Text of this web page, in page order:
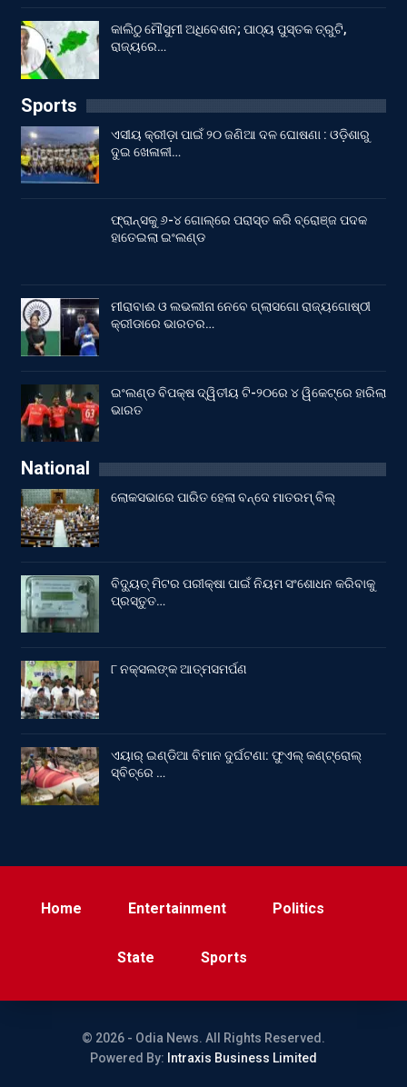
କାଲିଠୁ ମୌସୁମୀ ଅଧିବେଶନ; ପାଠ୍ୟ ପୁସ୍ତକ ତ୍ରୁଟି,
ରାଜ୍ୟରେ…
Sports
ଏସୀୟ କ୍ରୀଡ଼ା ପାଇଁ ୨୦ ଜଣିଆ ଦଳ ଘୋଷଣା : ଓଡ଼ିଶାରୁ
ଦୁଇ ଖେଳାଳୀ…
ଫ୍ରାନ୍ସକୁ ୬-୪ ଗୋଲ୍‌ରେ ପରାସ୍ତ କରି ବ୍ରୋଞ୍ଜ ପଦକ
ହାତେଇଲା ଇଂଲଣ୍ଡ
ମୀରାବାଈ ଓ ଲଭଲୀନା ନେବେ ଗ୍ଲାସଗୋ ରାଜ୍ୟଗୋଷ୍ଠୀ
କ୍ରୀଡାରେ ଭାରତର…
ଇଂଲଣ୍ଡ ବିପକ୍ଷ ଦ୍ୱିତୀୟ ଟି-୨୦ରେ ୪ ୱିକେଟ୍‌ରେ ହାରିଲା
ଭାରତ
National
ଲୋକସଭାରେ ପାରିତ ହେଲା ବନ୍ଦେ ମାତରମ୍‌ ବିଲ୍‌
ବିଦ୍ୟୁତ୍ ମିଟର ପରୀକ୍ଷା ପାଇଁ ନିୟମ ସଂଶୋଧନ କରିବାକୁ
ପ୍ରସ୍ତୁତ…
୮ ନକ୍ସଲଙ୍କ ଆତ୍ମସମର୍ପଣ
ଏୟାର୍ ଇଣ୍ଡିଆ ବିମାନ ଦୁର୍ଘଟଣା: ଫୁଏଲ୍‌ କଣ୍ଟ୍ରୋଲ୍‌
ସ୍ବିଚ୍‌ରେ …
Home Entertainment Politics
State Sports
© 2026 - Odia News. All Rights Reserved.
Powered By: Intraxis Business Limited